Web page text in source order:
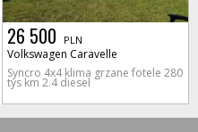
26 500 PLN
Volkswagen Caravelle
Syncro 4x4 klima grzane fotele 280
tys km 2.4 diesel